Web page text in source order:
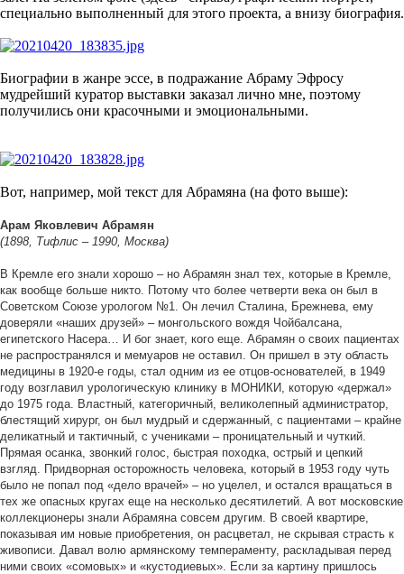
специально выполненный для этого проекта, а внизу биография.
Биографии в жанре эссе, в подражание Абраму Эфросу
мудрейший куратор выставки заказал лично мне, поэтому
получились они красочными и эмоциональными.
Вот, например, мой текст для Абрамяна (на фото выше):
Арам Яковлевич Абрамян
(1898, Тифлис – 1990, Москва)
В Кремле его знали хорошо – но Абрамян знал тех, которые в Кремле,
как вообще больше никто. Потому что более четверти века он был в
Советском Союзе урологом №1. Он лечил Сталина, Брежнева, ему
доверяли «наших друзей» – монгольского вождя Чойбалсана,
египетского Насера… И бог знает, кого еще. Абрамян о своих пациентах
не распространялся и мемуаров не оставил. Он пришел в эту область
медицины в 1920-е годы, стал одним из ее отцов-основателей, в 1949
году возглавил урологическую клинику в МОНИКИ, которую «держал»
до 1975 года. Властный, категоричный, великолепный администратор,
блестящий хирург, он был мудрый и сдержанный, с пациентами – крайне
деликатный и тактичный, с учениками – проницательный и чуткий.
Прямая осанка, звонкий голос, быстрая походка, острый и цепкий
взгляд. Придворная осторожность человека, который в 1953 году чуть
было не попал под «дело врачей» – но уцелел, и остался вращаться в
тех же опасных кругах еще на несколько десятилетий. А вот московские
коллекционеры знали Абрамяна совсем другим. В своей квартире,
показывая им новые приобретения, он расцветал, не скрывая страсть к
живописи. Давал волю армянскому темпераменту, раскладывая перед
ними своих «сомовых» и «кустодиевых». Если за картину пришлось